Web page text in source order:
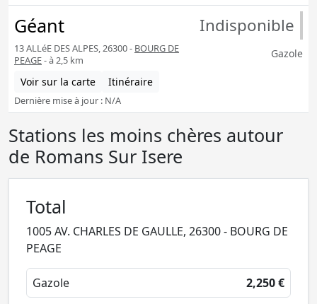
Géant
13 ALLéE DES ALPES, 26300 - BOURG DE
PEAGE- à 2,5 km
Voir sur la carte Itinéraire
Dernière mise à jour : N/A
Indisponible
Gazole
Stations les moins chères autour
de Romans Sur Isere
Total
1005 AV. CHARLES DE GAULLE, 26300 - BOURG DE
PEAGE
Gazole 2,250 €